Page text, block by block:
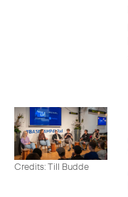
Credits: Till Budde